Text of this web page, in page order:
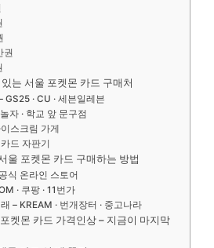
권
는 서울 포켓몬 카드 구매처
· CU · 세븐일레븐
자 · 학교 앞 문구점
스크림 가게
드 자판기
울 포켓몬 카드 구매하는 방법
식 온라인 스토어
· 쿠팡 · 11번가
– KREAM · 번개장터 · 중고나라
켓몬 카드 가격인상 – 지금이 마지막